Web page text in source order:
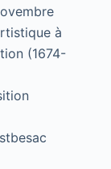
à
(1674-